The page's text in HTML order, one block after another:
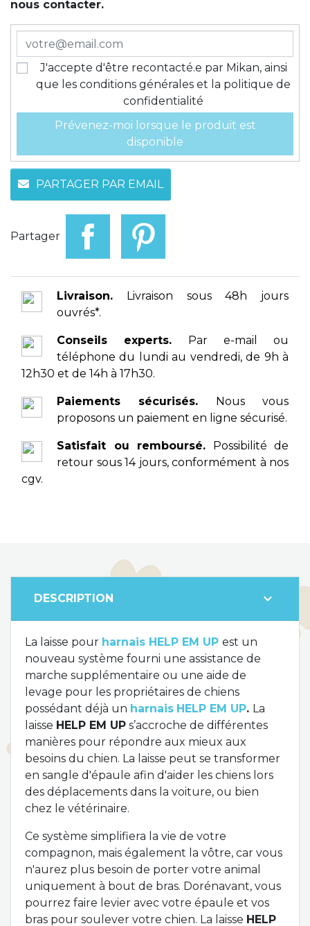
nous contacter.
J'accepte d'être recontacté.e par Mikan, ainsi
que les conditions générales et la politique de
confidentialité
Prévenez-moi lorsque le produit est
disponible
PARTAGER PAR EMAIL
Partager
Livraison. Livraison sous 48h jours
ouvrés*.
Conseils experts. Par e-mail ou
téléphone du lundi au vendredi, de 9h à
12h30 et de 14h à 17h30.
Paiements sécurisés. Nous vous
proposons un paiement en ligne sécurisé.
Satisfait ou remboursé. Possibilité de
retour sous 14 jours, conformément à nos
cgv.
DESCRIPTION expand_more
La laisse pour harnais HELP EM UP est un
nouveau système fourni une assistance de
marche supplémentaire ou une aide de
levage pour les propriétaires de chiens
possédant déjà un harnais HELP EM UP. La
laisse HELP EM UP s’accroche de différentes
manières pour répondre aux mieux aux
besoins du chien. La laisse peut se transformer
en sangle d'épaule afin d'aider les chiens lors
des déplacements dans la voiture, ou bien
chez le vétérinaire.
Ce système simplifiera la vie de votre
compagnon, mais également la vôtre, car vous
n'aurez plus besoin de porter votre animal
uniquement à bout de bras. Dorénavant, vous
pourrez faire levier avec votre épaule et vos
bras pour soulever votre chien. La laisse HELP